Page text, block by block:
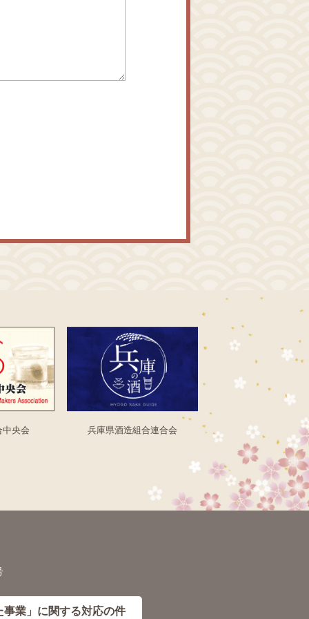
中央会 兵庫県酒造組合連合会
事業」に関する対応の件